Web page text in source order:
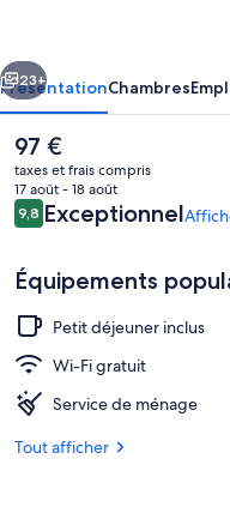
House
Suivant
23+
PrésentationChambres
Le
prix
actuel
est
de
97 €
taxes et frais compris
17 août - 18 août
Avis
voyageurs
9,89,8 sur 10
Exceptionnel
Équipements
Petit déjeuner inclus
Wi-Fi gratuit
Service de ménage
Tout afficher